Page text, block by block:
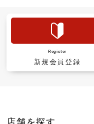
Register
新規会員登録